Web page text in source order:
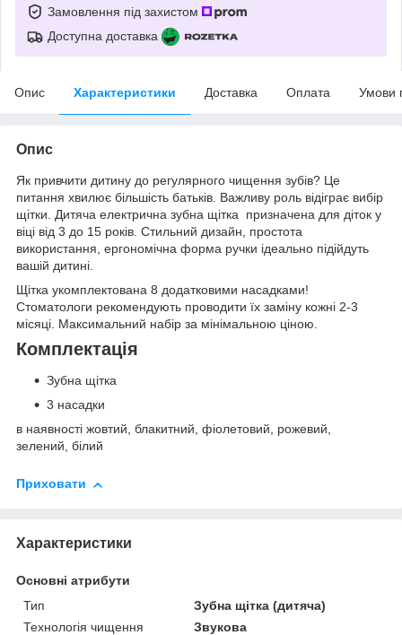
Замовлення під захистом
Доступна доставка
Опис Характеристики Доставка Оплата Умови
Опис
Як привчити дитину до регулярного чищення зубів? Це
питання хвилює більшість батьків. Важливу роль відіграє вибір
щітки. Дитяча електрична зубна щітка призначена для діток у
віці від 3 до 15 років. Стильний дизайн, простота
використання, ергономічна форма ручки ідеально підійдуть
вашій дитині.
Щітка укомплектована 8 додатковими насадками!
Стоматологи рекомендують проводити їх заміну кожні 2-3
місяці. Максимальний набір за мінімальною ціною.
Комплектація
Зубна щітка
3 насадки
в наявності жовтий, блакитний, фіолетовий, рожевий,
зелений, білий
Приховати
Характеристики
Основні атрибути
Тип
Зубна щітка (дитяча)
Технологія чищення
Звукова